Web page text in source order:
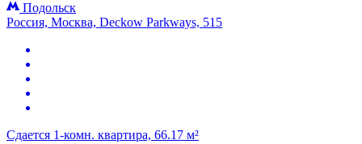
Подольск
Россия, Москва, Deckow Parkways, 515
Сдается 1-комн. квартира, 66.17 м²